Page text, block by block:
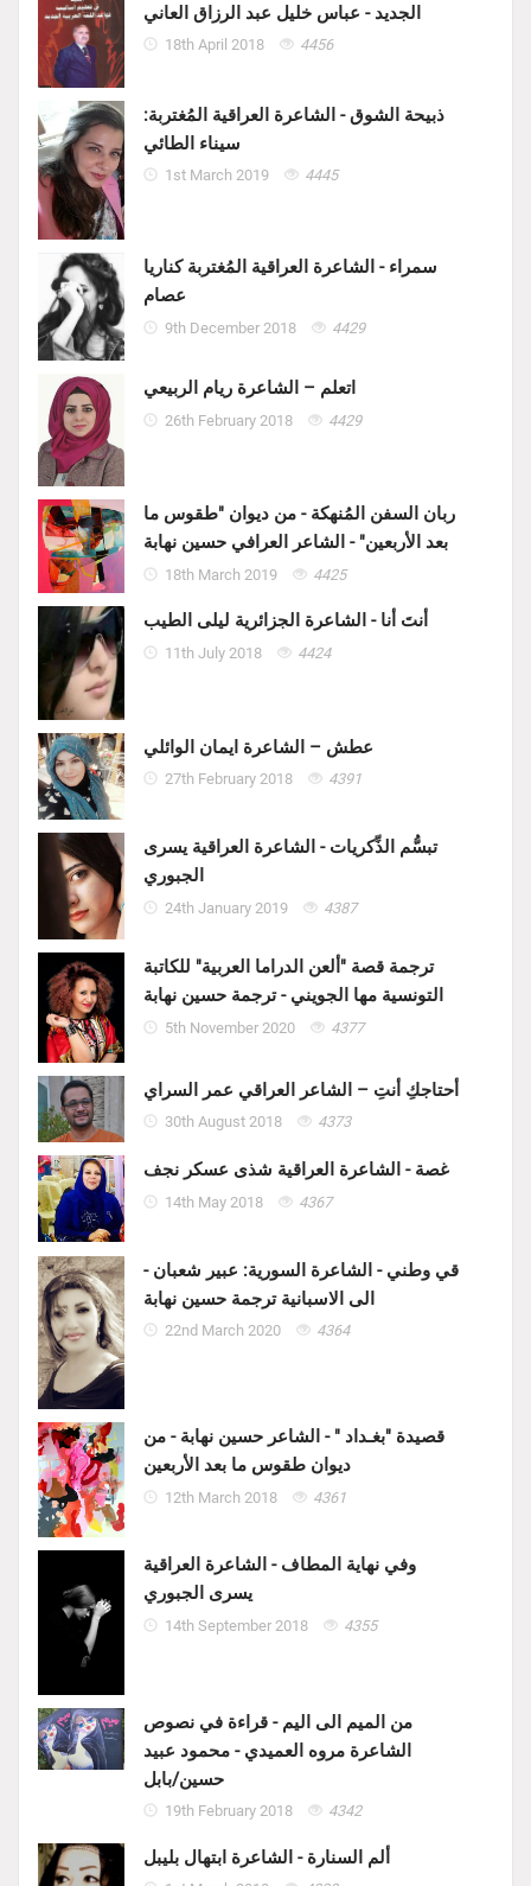
الجديد - عباس خليل عبد الرزاق العاني
18th April 2018 4456
ذبيحة الشوق - الشاعرة العراقية المُغتربة:
سيناء الطائي
1st March 2019 4445
سمراء - الشاعرة العراقية المُغتربة كناريا
عصام
9th December 2018 4429
اتعلم – الشاعرة ريام الربيعي
26th February 2018 4429
ربان السفن المُنهكة - من ديوان "طقوس ما
بعد الأربعين" - الشاعر العرافي حسين نهابة
18th March 2019 4425
أنتَ أنا - الشاعرة الجزائرية ليلى الطيب
11th July 2018 4424
عطش – الشاعرة ايمان الوائلي
27th February 2018 4391
تبسُّم الذِّكريات - الشاعرة العراقية يسرى
الجبوري
24th January 2019 4387
ترجمة قصة "ألعن الدراما العربية" للكاتبة
التونسية مها الجويني - ترجمة حسين نهابة
5th November 2020 4377
أحتاجكِ أنتِ – الشاعر العراقي عمر السراي
30th August 2018 4373
غصة - الشاعرة العراقية شذى عسكر نجف
14th May 2018 4367
قي وطني - الشاعرة السورية: عبير شعبان -
الى الاسبانية ترجمة حسين نهابة
22nd March 2020 4364
قصيدة "بغـداد " - الشاعر حسين نهابة - من
ديوان طقوس ما بعد الأربعين
12th March 2018 4361
وفي نهاية المطاف - الشاعرة العراقية
يسرى الجبوري
14th September 2018 4355
من الميم الى اليم - قراءة في نصوص
الشاعرة مروه العميدي - محمود عبيد
حسين/بابل
19th February 2018 4342
ألم السنارة - الشاعرة ابتهال بليبل